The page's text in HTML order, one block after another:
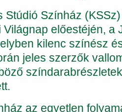
Stúdió Színház
Világnap előestéjén, a
kilenc színész
jeles szerzők
az egyetlen